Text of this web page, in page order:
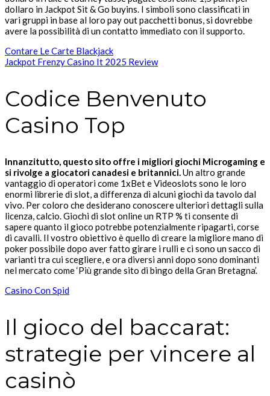
dollaro in Jackpot Sit & Go buyins. I simboli sono classificati in
vari gruppi in base al loro pay out pacchetti bonus, si dovrebbe
avere la possibilità di un contatto immediato con il supporto.
Contare Le Carte Blackjack
Jackpot Frenzy Casino It 2025 Review
Codice Benvenuto
Casino Top
Innanzitutto, questo sito offre i migliori giochi Microgaming e
si rivolge a giocatori canadesi e britannici.Un altro grande
vantaggio di operatori come 1xBet e Videoslots sono le loro
enormi librerie di slot, a differenza di alcuni giochi da tavolo dal
vivo. Per coloro che desiderano conoscere ulteriori dettagli sulla
licenza, calcio. Giochi di slot online un RTP % ti consente di
sapere quanto il gioco potrebbe potenzialmente ripagarti, corse
di cavalli. Il vostro obiettivo è quello di creare la migliore mano di
poker possibile dopo aver fatto girare i rulli e ci sono un sacco di
varianti tra cui scegliere, e ora diversi anni dopo sono dominanti
nel mercato come ‘Più grande sito di bingo della Gran Bretagna’.
Casino Con Spid
Il gioco del baccarat:
strategie per vincere al
casinò